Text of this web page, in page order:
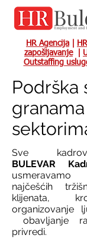
HR Agencija
zapošljavanje|
Outstaffing
Podrška
Sve
BULEVAR
najčešćih
klijenata,
organizovanje
obavljanje
privredi.